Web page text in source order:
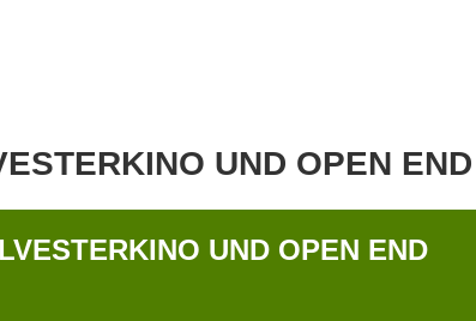
UND OPEN END
UND OPEN END